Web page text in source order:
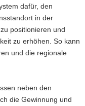
dafür, den
in der
positionieren und
zu erhöhen. So kann
und die regionale
neben den
die Gewinnung und